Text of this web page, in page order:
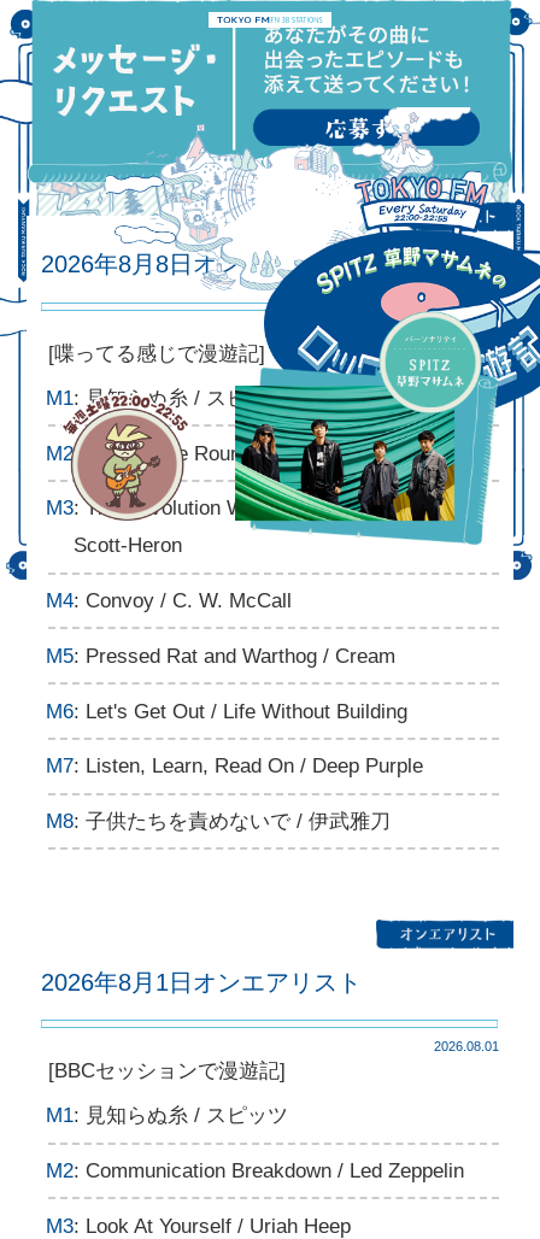
2026年8月8日オンエアリスト
2026.08.08
[喋ってる感じで漫遊記]
M1: 見知らぬ糸 / スピッツ
M2: Love Come Round / The Blue Aeroplanes
M3: The Revolution Will Not Be Televised / Gil
Scott-Heron
M4: Convoy / C. W. McCall
M5: Pressed Rat and Warthog / Cream
M6: Let's Get Out / Life Without Building
M7: Listen, Learn, Read On / Deep Purple
M8: 子供たちを責めないで / 伊武雅刀
2026年8月1日オンエアリスト
2026.08.01
[BBCセッションで漫遊記]
M1: 見知らぬ糸 / スピッツ
M2: Communication Breakdown / Led Zeppelin
M3: Look At Yourself / Uriah Heep